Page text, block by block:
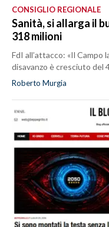
CONSIGLIO REGIONALE
Sanità, si allarga il
318 milioni
FdI all’attacco: «Il Campo
disavanzo è cresciuto del
Roberto Murgia